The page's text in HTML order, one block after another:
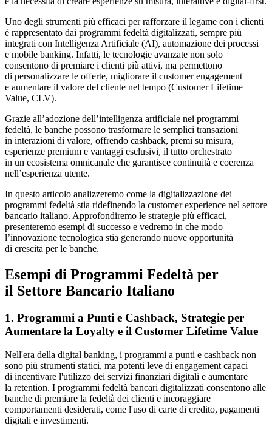
Uno degli strumenti più efficaci per rafforzare il legame con i clienti
è rappresentato dai programmi fedeltà digitalizzati, sempre più
integrati con Intelligenza Artificiale (AI), automazione dei processi
e mobile banking. Infatti, le tecnologie avanzate non solo
consentono di premiare i clienti più attivi, ma permettono
di personalizzare le offerte, migliorare il customer engagement
e aumentare il valore del cliente nel tempo (Customer Lifetime
Value, CLV).
Grazie all’adozione dell’intelligenza artificiale nei programmi
fedeltà, le banche possono trasformare le semplici transazioni
in interazioni di valore, offrendo cashback, premi su misura,
esperienze premium e vantaggi esclusivi, il tutto orchestrato
in un ecosistema omnicanale che garantisce continuità e coerenza
nell’esperienza utente.
In questo articolo analizzeremo come la digitalizzazione dei
programmi fedeltà stia ridefinendo la customer experience nel settore
bancario italiano. Approfondiremo le strategie più efficaci,
presenteremo esempi di successo e vedremo in che modo
l’innovazione tecnologica stia generando nuove opportunità
di crescita per le banche.
Esempi di Programmi Fedeltà per
il Settore Bancario Italiano
1. Programmi a Punti e Cashback, Strategie per
Aumentare la Loyalty e il Customer Lifetime Value
Nell'era della digital banking, i programmi a punti e cashback non
sono più strumenti statici, ma potenti leve di engagement capaci
di incentivare l'utilizzo dei servizi finanziari digitali e aumentare
la retention. I programmi fedeltà bancari digitalizzati consentono alle
banche di premiare la fedeltà dei clienti e incoraggiare
comportamenti desiderati, come l'uso di carte di credito, pagamenti
digitali e investimenti.